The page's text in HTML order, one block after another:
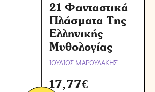
21 Φανταστικά
Πλάσματα Της
Ελληνικής
Μυθολογίας
ΙΟΥΛΙΟΣ ΜΑΡΟΥΛΑΚΗΣ
17,77€